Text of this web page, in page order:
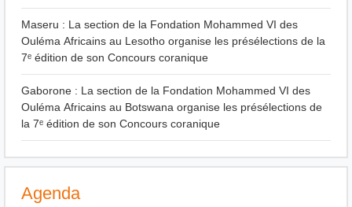
Maseru : La section de la Fondation Mohammed VI des
Ouléma Africains au Lesotho organise les présélections de la
7ᵉ édition de son Concours coranique
Gaborone : La section de la Fondation Mohammed VI des
Ouléma Africains au Botswana organise les présélections de
la 7ᵉ édition de son Concours coranique
Agenda